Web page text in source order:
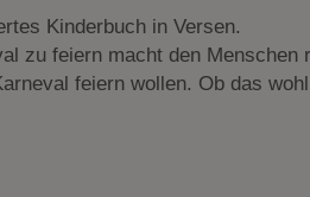
Kinderbuch in Versen.
zu feiern macht den
feiern wollen. Ob das